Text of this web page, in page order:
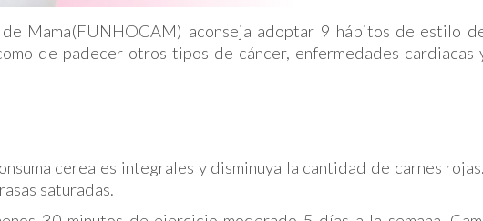
Mama(FUNHOCAM) aconseja adoptar 9 hábitos de estilo
de padecer otros tipos de cáncer, enfermedades cardiacas
cereales integrales y disminuya la cantidad de carnes
saturadas.